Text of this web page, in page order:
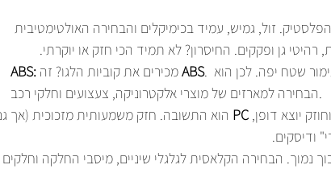
זול, גמיש, עמיד בכימיקלים והבחירה האולטימטיבית
גן ופקקים. החיסרון? לא תמיד הכי חזק או יוקרתי.
ABS:
ABS. הוא קשיח, עמיד בפני מכות וקל לעיבוד, עם גימור שטח יפה. לכן הוא
יוצא דופן, PC הוא התשובה. חזק משמעותית מזכוכית (אך
ודיסקים.
נמוך. הבחירה הקלאסית לגלגלי שיניים, מיסבי החלקה וחלקים